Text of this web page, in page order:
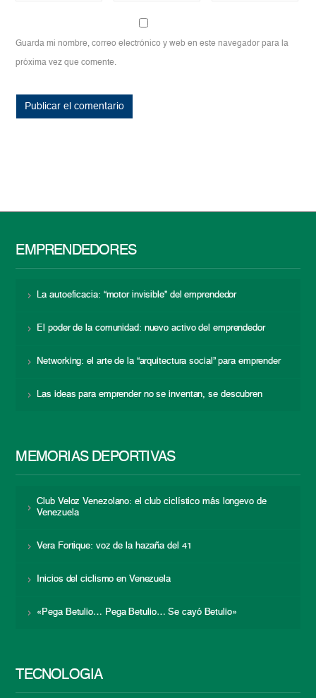
Guarda mi nombre, correo electrónico y web en este navegador para la
próxima vez que comente.
EMPRENDEDORES
La autoeficacia: “motor invisible” del emprendedor
El poder de la comunidad: nuevo activo del emprendedor
Networking: el arte de la “arquitectura social” para emprender
Las ideas para emprender no se inventan, se descubren
MEMORIAS DEPORTIVAS
Club Veloz Venezolano: el club ciclístico más longevo de
Venezuela
Vera Fortique: voz de la hazaña del 41
Inicios del ciclismo en Venezuela
«Pega Betulio… Pega Betulio… Se cayó Betulio»
TECNOLOGÍA